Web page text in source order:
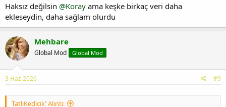
Haksız değilsin @Koray ama keşke birkaç veri daha
ekleseydin, daha sağlam olurdu
Mehbare
Global Mod Global Mod
3 Haz 2026 #9
TatliKedicik' Alıntı: